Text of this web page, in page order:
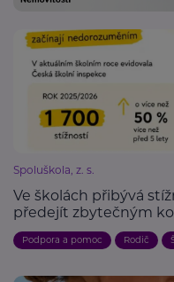
Spoluškola, z. s.
Ve školách přibývá
předejít zbytečným
Podpora a pomoc Rodič